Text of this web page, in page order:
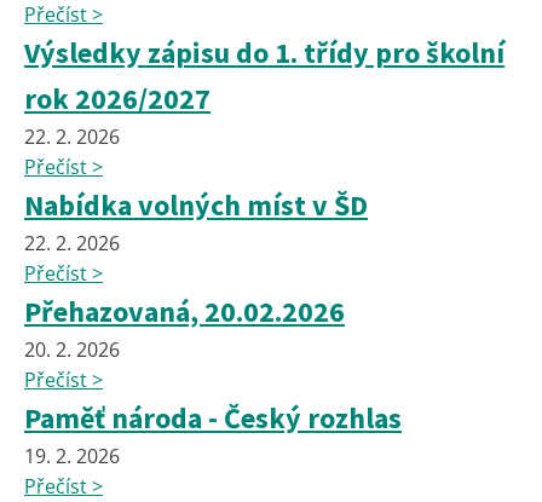
Přečíst >
Výsledky zápisu do 1. třídy pro školní
rok 2026/2027
22. 2. 2026
Přečíst >
Nabídka volných míst v ŠD
22. 2. 2026
Přečíst >
Přehazovaná, 20.02.2026
20. 2. 2026
Přečíst >
Paměť národa - Český rozhlas
19. 2. 2026
Přečíst >